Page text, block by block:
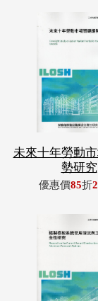
未來十年勞動
勢研究
優惠價85折